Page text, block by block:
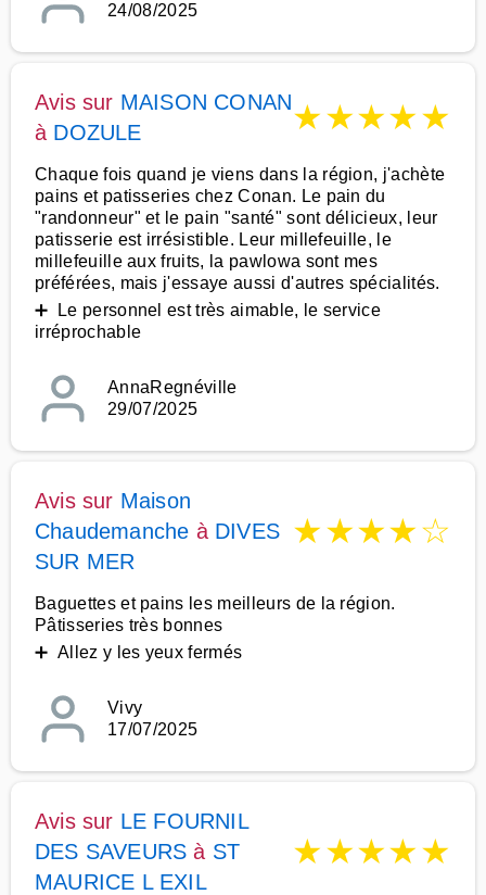
24/08/2025
Avis sur MAISON CONAN
à DOZULE ★★★★★
Chaque fois quand je viens dans la région, j'achète
pains et patisseries chez Conan. Le pain du
"randonneur" et le pain "santé" sont délicieux, leur
patisserie est irrésistible. Leur millefeuille, le
millefeuille aux fruits, la pawlowa sont mes
préférées, mais j'essaye aussi d'autres spécialités.
➕ Le personnel est très aimable, le service
irréprochable
AnnaRegnéville
29/07/2025
Avis sur Maison
Chaudemanche à DIVES
SUR MER
★★★★☆
Baguettes et pains les meilleurs de la région.
Pâtisseries très bonnes
➕ Allez y les yeux fermés
Vivy
17/07/2025
Avis sur LE FOURNIL
DES SAVEURS à ST
MAURICE L EXIL
★★★★★